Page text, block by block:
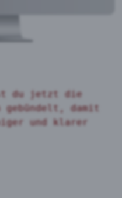
du jetzt die
damit
und klarer